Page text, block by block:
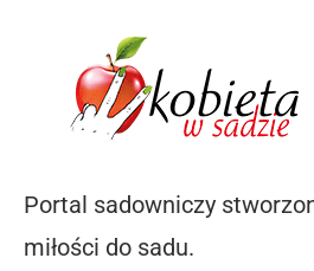
Portal sadowniczy
miłości do sadu.